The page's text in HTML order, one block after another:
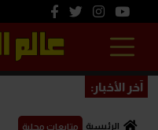
آخر الأخبار:
الرئيسية متابعات محلية